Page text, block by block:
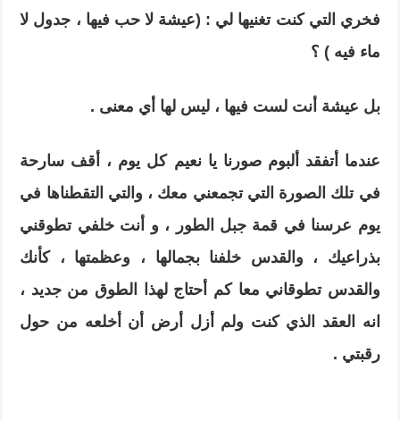
فخري التي كنت تغنيها لي : (عيشة لا حب فيها ، جدول لا
ماء فيه ) ؟
بل عيشة أنت لست فيها ، ليس لها أي معنى .
عندما أتفقد ألبوم صورنا يا نعيم كل يوم ، أقف سارحة
في تلك الصورة التي تجمعني معك ، والتي التقطناها في
يوم عرسنا في قمة جبل الطور ، و أنت خلفي تطوقني
بذراعيك ، والقدس خلفنا بجمالها ، وعظمتها ، كأنك
والقدس تطوقاني معا كم أحتاج لهذا الطوق من جديد ،
انه العقد الذي كنت ولم أزل أرض أن أخلعه من حول
رقبتي .